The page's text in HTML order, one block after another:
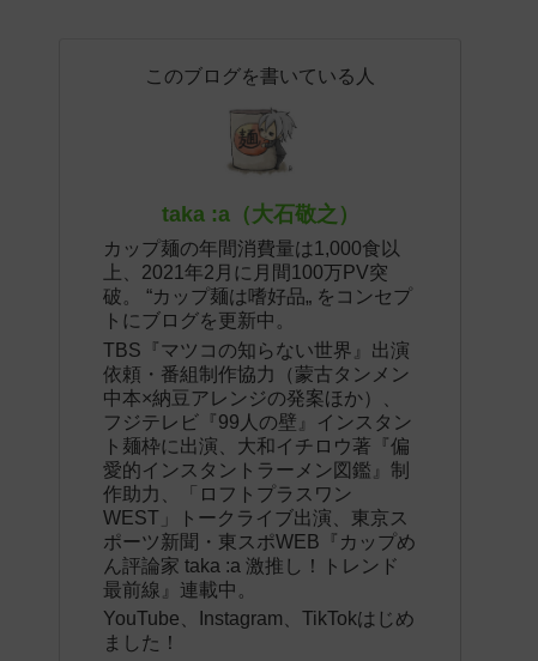
このブログを書いている人
taka :a（大石敬之）
カップ麺の年間消費量は1,000食以
上、2021年2月に月間100万PV突
破。 “カップ麺は嗜好品„ をコンセプ
トにブログを更新中。
TBS『マツコの知らない世界』出演
依頼・番組制作協力（蒙古タンメン
中本×納豆アレンジの発案ほか）、
フジテレビ『99人の壁』インスタン
ト麺枠に出演、大和イチロウ著『偏
愛的インスタントラーメン図鑑』制
作助力、「ロフトプラスワン
WEST」トークライブ出演、東京ス
ポーツ新聞・東スポWEB『カップめ
ん評論家 taka :a 激推し！トレンド
最前線』連載中。
YouTube、Instagram、TikTokはじめ
ました！